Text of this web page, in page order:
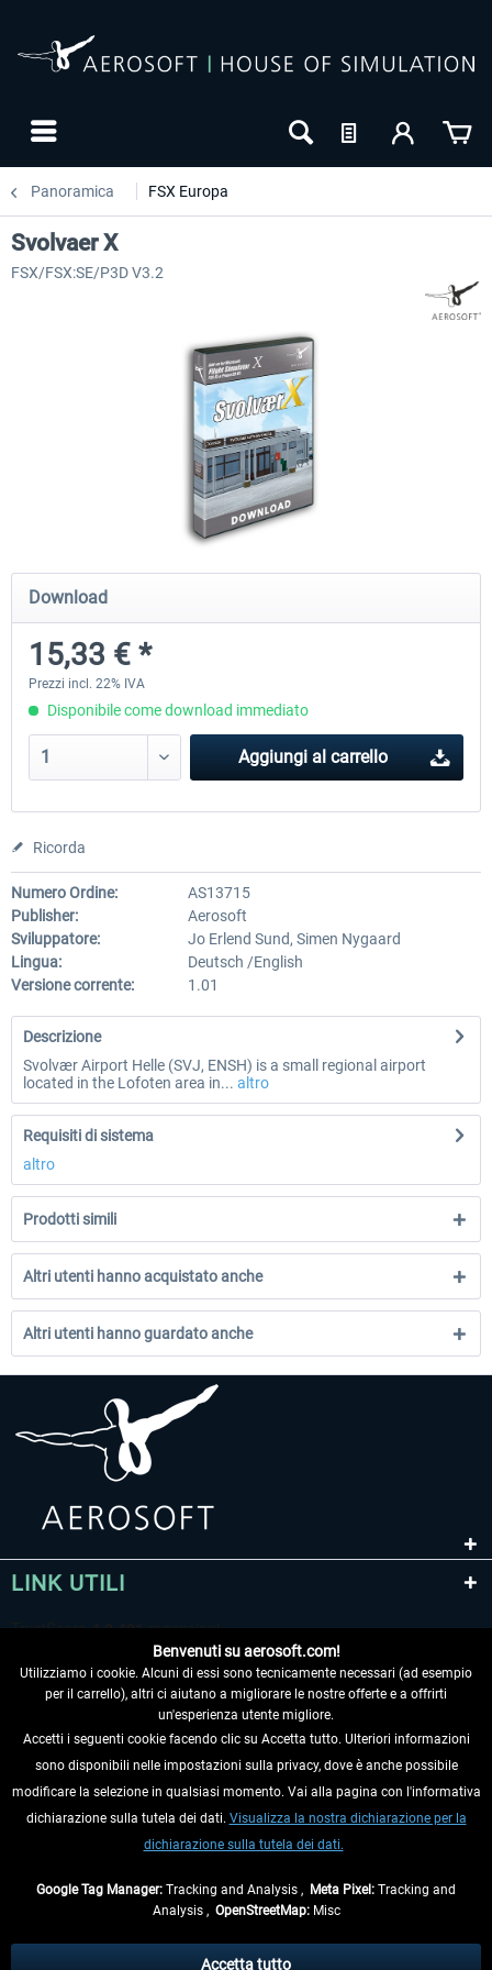
Panoramica FSX Europa
Mega Airport Frankfurt V2.0
30,71 € *
Mega Airport Berlin
Svolvaer X
FSX/FSX:SE/P3D V3.2
Download
15,33 € *
Prezzi incl. 22% IVA
Disponibile come download immediato
Aggiungi al carrello
Ricorda
Numero Ordine:
AS13715
Publisher:
Aerosoft
Sviluppatore:
Jo Erlend Sund, Simen Nygaard
Lingua:
Deutsch /English
Versione corrente:
1.01
Descrizione
Svolvær Airport Helle (SVJ, ENSH) is a small regional airport
located in the Lofoten area in... altro
Requisiti di sistema
altro
Prodotti simili
Altri utenti hanno acquistato anche
Altri utenti hanno guardato anche
LINK UTILI
RECEDERE DAL CONTRATTO
INFORMAZIONI
eventualmente le spese di spedizione, se non diversamente descritto.
Benvenuti su aerosoft.com!
Utilizziamo i cookie. Alcuni di essi sono tecnicamente necessari (ad esempio
per il carrello), altri ci aiutano a migliorare le nostre offerte e a offrirti
un'esperienza utente migliore.
Accetti i seguenti cookie facendo clic su Accetta tutto. Ulteriori informazioni
sono disponibili nelle impostazioni sulla privacy, dove è anche possibile
modificare la selezione in qualsiasi momento. Vai alla pagina con l'informativa
dichiarazione sulla tutela dei dati. Visualizza la nostra dichiarazione per la
dichiarazione sulla tutela dei dati.
Google Tag Manager: Tracking and Analysis , Meta Pixel: Tracking and
Analysis , OpenStreetMap:Misc
Accetta tutto